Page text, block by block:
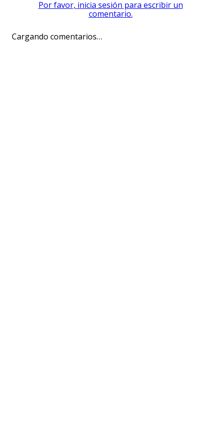
Por favor, inicia sesión para escribir un
comentario.
Cargando comentarios…